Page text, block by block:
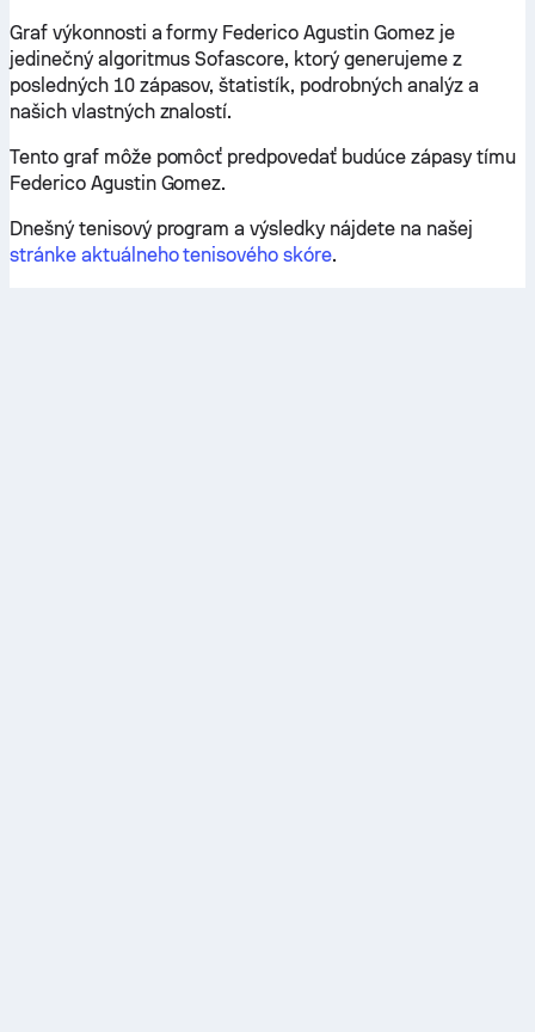
Graf výkonnosti a formy Federico Agustin Gomez je
jedinečný algoritmus Sofascore, ktorý generujeme z
posledných 10 zápasov, štatistík, podrobných analýz a
našich vlastných znalostí.
Tento graf môže pomôcť predpovedať budúce zápasy tímu
Federico Agustin Gomez.
Dnešný tenisový program a výsledky nájdete na našej
stránke aktuálneho tenisového skóre.